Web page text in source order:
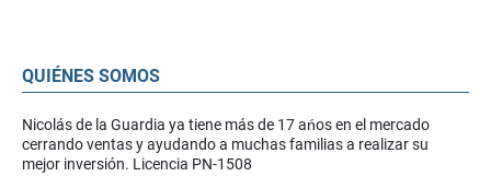
QUIÉNES SOMOS
Nicolás de la Guardia ya tiene más de 17 ańos en el mercado
cerrando ventas y ayudando a muchas familias a realizar su
mejor inversión. Licencia PN-1508